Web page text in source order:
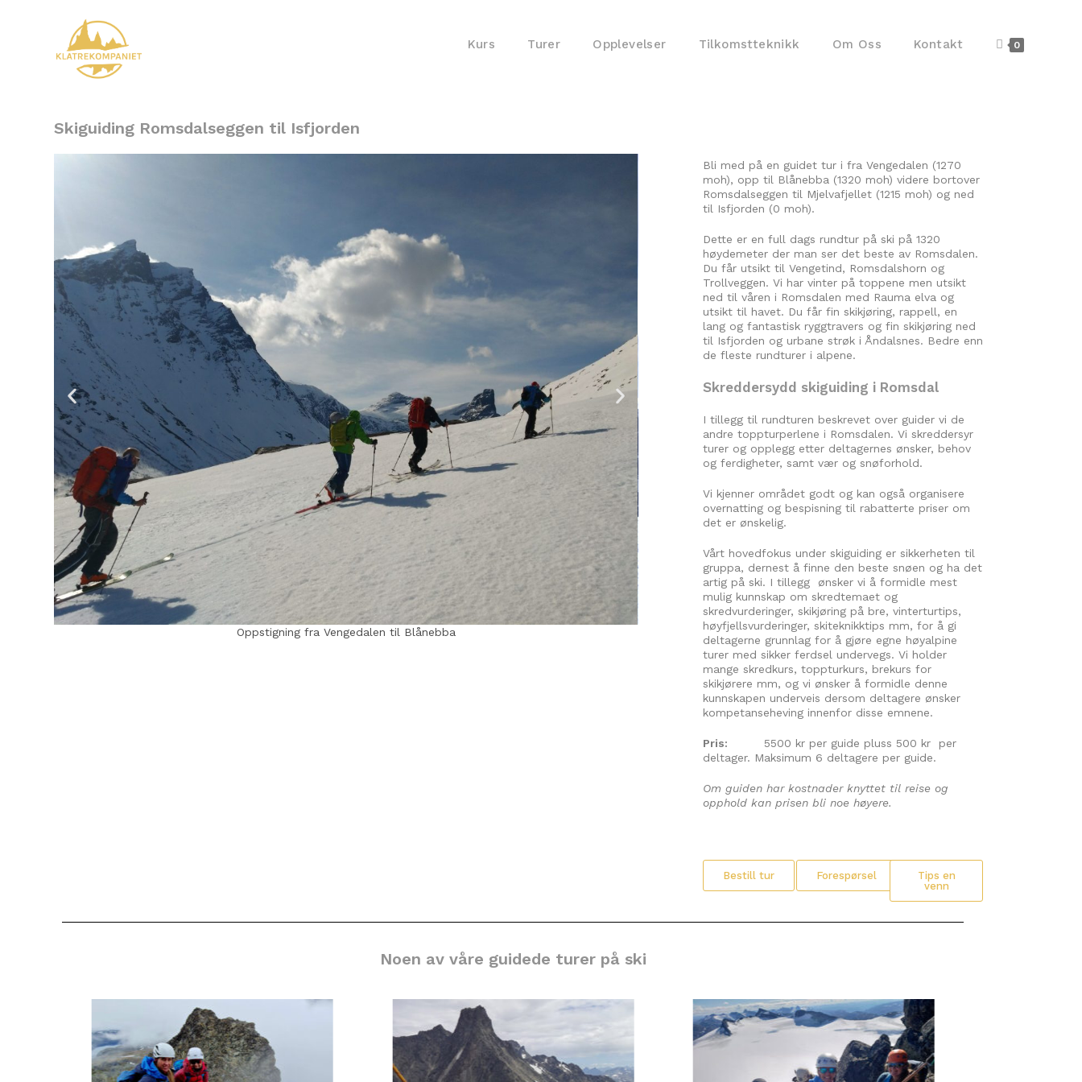
Kurs Turer Opplevelser Tilkomstteknikk Om Oss Kontakt 0
Skiguiding Romsdalseggen til Isfjorden
Toppen av Blånebba (1320 moh) med Trollveggen i bakgrunnne Romsdalseggen og Romsdalsfjorden i bakgrunnen.
Bli med på en guidet tur i fra Vengedalen (1270
moh), opp til Blånebba (1320 moh) videre bortover
Romsdalseggen til Mjelvafjellet (1215 moh) og ned
til Isfjorden (0 moh).
Dette er en full dags rundtur på ski på 1320
høydemeter der man ser det beste av Romsdalen.
Du får utsikt til Vengetind, Romsdalshorn og
Trollveggen. Vi har vinter på toppene men utsikt
ned til våren i Romsdalen med Rauma elva og
utsikt til havet. Du får fin skikjøring, rappell, en
lang og fantastisk ryggtravers og fin skikjøring ned
til Isfjorden og urbane strøk i Åndalsnes. Bedre enn
de fleste rundturer i alpene.
Skreddersydd skiguiding i Romsdal
I tillegg til rundturen beskrevet over guider vi de
andre toppturperlene i Romsdalen. Vi skreddersyr
turer og opplegg etter deltagernes ønsker, behov
og ferdigheter, samt vær og snøforhold.
Vi kjenner området godt og kan også organisere
overnatting og bespisning til rabatterte priser om
det er ønskelig.
Vårt hovedfokus under skiguiding er sikkerheten til
gruppa, dernest å finne den beste snøen og ha det
artig på ski. I tillegg ønsker vi å formidle mest
mulig kunnskap om skredtemaet og
skredvurderinger, skikjøring på bre, vinterturtips,
høyfjellsvurderinger, skiteknikktips mm, for å gi
deltagerne grunnlag for å gjøre egne høyalpine
turer med sikker ferdsel undervegs. Vi holder
mange skredkurs, toppturkurs, brekurs for
skikjørere mm, og vi ønsker å formidle denne
kunnskapen underveis dersom deltagere ønsker
kompetanseheving innenfor disse emnene.
Pris: 5500 kr per guide pluss 500 kr per
deltager. Maksimum 6 deltagere per guide.
Om guiden har kostnader knyttet til reise og
opphold kan prisen bli noe høyere.
Bestill tur Forespørsel
Tips en
venn
Noen av våre guidede turer på ski